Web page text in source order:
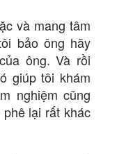
và mang tâm
bảo ông hãy
ông. Và rồi
giúp tôi khám
nghiệm cũng
lại rất khác